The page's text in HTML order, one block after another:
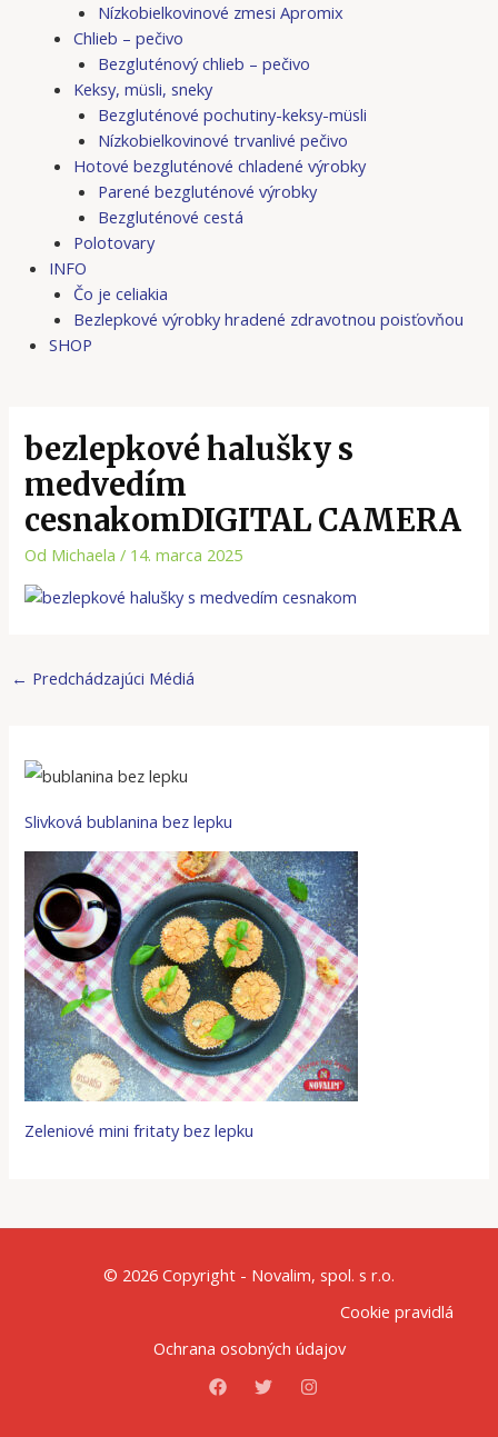
Nízkobielkovinové zmesi Apromix
Chlieb – pečivo
Bezgluténový chlieb – pečivo
Keksy, müsli, sneky
Bezgluténové pochutiny-keksy-müsli
Nízkobielkovinové trvanlivé pečivo
Hotové bezgluténové chladené výrobky
Parené bezgluténové výrobky
Bezgluténové cestá
Polotovary
INFO
Čo je celiakia
Bezlepkové výrobky hradené zdravotnou poisťovňou
SHOP
bezlepkové halušky s
medvedím
cesnakomDIGITAL CAMERA
Od Michaela/ 14. marca 2025
← Predchádzajúci Médiá
Slivková bublanina bez lepku
Zeleniové mini fritaty bez lepku
© 2026 Copyright - Novalim, spol. s r.o.
Cookie pravidlá
Ochrana osobných údajov